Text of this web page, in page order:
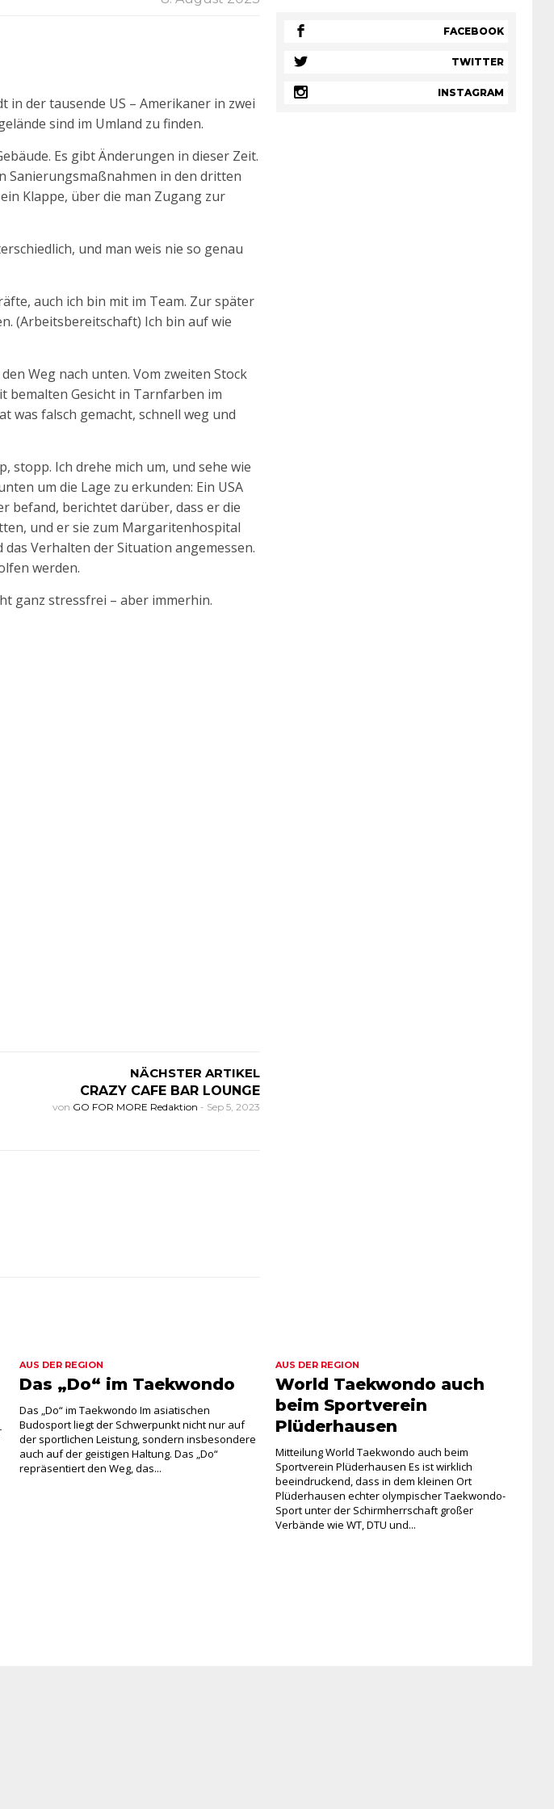
in der tausende US – Amerikaner in zwei
sind im Umland zu finden.
Es gibt Änderungen in dieser Zeit.
Sanierungsmaßnahmen in den dritten
Klappe, über die man Zugang zur
und man weis nie so genau
auch ich bin mit im Team. Zur später
(Arbeitsbereitschaft) Ich bin auf wie
Weg nach unten. Vom zweiten Stock
bemalten Gesicht in Tarnfarben im
was falsch gemacht, schnell weg und
stopp. Ich drehe mich um, und sehe wie
um die Lage zu erkunden: Ein USA
befand, berichtet darüber, dass er die
und er sie zum Margaritenhospital
Verhalten der Situation angemessen.
werden.
ganz stressfrei – aber immerhin.
NÄCHSTER ARTIKEL
CRAZY CAFE BAR LOUNGE
von GO FOR MORE Redaktion - Sep 5, 2023
FACEBOOK
TWITTER
INSTAGRAM
AUS DER REGION
Das „Do“ im Taekwondo
Das „Do“ im Taekwondo Im asiatischen
Budosport liegt der Schwerpunkt nicht nur auf
der sportlichen Leistung, sondern insbesondere
auch auf der geistigen Haltung. Das „Do“
repräsentiert den Weg, das...
AUS DER REGION
World Taekwondo auch
beim Sportverein
Plüderhausen
Mitteilung World Taekwondo auch beim
Sportverein Plüderhausen Es ist wirklich
beeindruckend, dass in dem kleinen Ort
Plüderhausen echter olympischer Taekwondo-
Sport unter der Schirmherrschaft großer
Verbände wie WT, DTU und...